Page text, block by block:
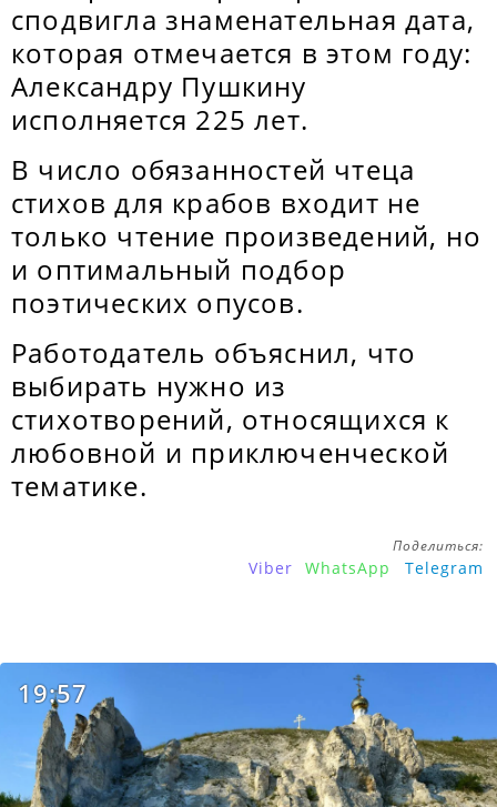
сподвигла знаменательная дата,
которая отмечается в этом году:
Александру Пушкину
исполняется 225 лет.
В число обязанностей чтеца
стихов для крабов входит не
только чтение произведений, но
и оптимальный подбор
поэтических опусов.
Работодатель объяснил, что
выбирать нужно из
стихотворений, относящихся к
любовной и приключенческой
тематике.
Поделиться:
Viber WhatsApp Telegram
19:57